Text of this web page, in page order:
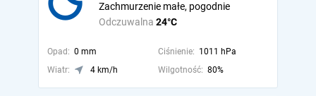
Odczuwalna 24°C
Zachmurzenie małe, pogodnie
Opad: 0 mm Ciśnienie: 1011 hPa
Wiatr:
4 km/h Wilgotność: 80%